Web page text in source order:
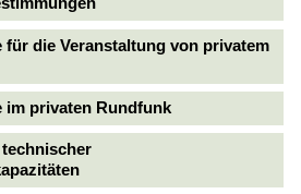
für die Veranstaltung von privatem
im privaten Rundfunk